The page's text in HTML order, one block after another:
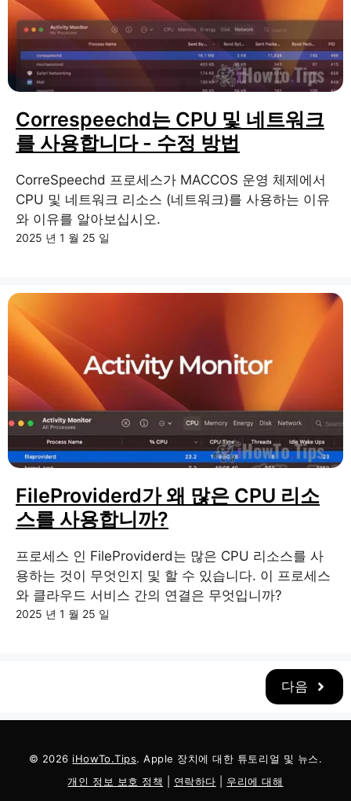
Correspeechd는 CPU 및 네트워크
를 사용합니다 - 수정 방법
CorreSpeechd 프로세스가 MACCOS 운영 체제에서
CPU 및 네트워크 리소스 (네트워크)를 사용하는 이유
와 이유를 알아보십시오.
2025 년 1 월 25 일
FileProviderd가 왜 많은 CPU 리소
스를 사용합니까?
프로세스 인 FileProviderd는 많은 CPU 리소스를 사
용하는 것이 무엇인지 및 할 수 있습니다. 이 프로세스
와 클라우드 서비스 간의 연결은 무엇입니까?
2025 년 1 월 25 일
다음
© 2026 iHowTo.Tips. Apple 장치에 대한 튜토리얼 및 뉴스.
개인 정보 보호 정책
연락하다 우리에 대해